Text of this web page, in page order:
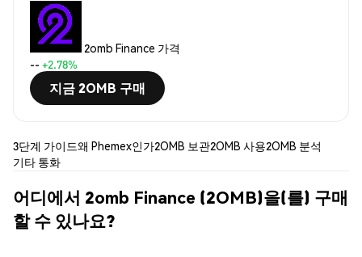
2omb Finance 가격
-- +2.78%
지금 2OMB 구매
3단계 가이드왜 Phemex인가2OMB 보관2OMB 사용2OMB 분석
기타 통화
어디에서 2omb Finance (2OMB)을(를) 구매
할 수 있나요?